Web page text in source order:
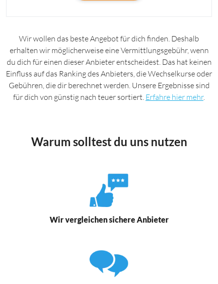
Wir wollen das beste Angebot für dich finden. Deshalb
erhalten wir möglicherweise eine Vermittlungsgebühr, wenn
du dich für einen dieser Anbieter entscheidest. Das hat keinen
Einfluss auf das Ranking des Anbieters, die Wechselkurse oder
Gebühren, die dir berechnet werden. Unsere Ergebnisse sind
für dich von günstig nach teuer sortiert. Erfahre hier mehr.
Warum solltest du uns nutzen
Wir vergleichen sichere Anbieter